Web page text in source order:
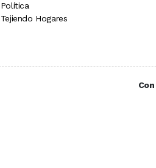
Política
Tejiendo Hogares